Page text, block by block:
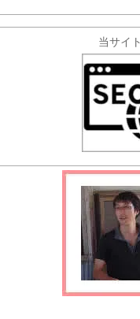
当サイ